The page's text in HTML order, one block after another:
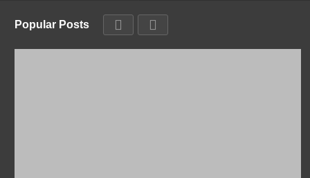
Popular Posts